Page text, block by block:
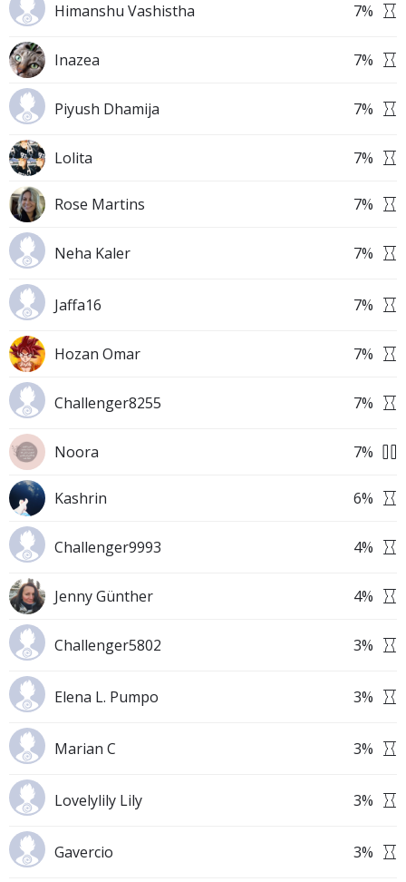
Himanshu Vashistha 7%
Inazea 7%
Piyush Dhamija 7%
Lolita 7%
Rose Martins 7%
Neha Kaler 7%
Jaffa16 7%
Hozan Omar 7%
Challenger8255 7%
Noora 7%
Kashrin 6%
Challenger9993 4%
Jenny Günther 4%
Challenger5802 3%
Elena L. Pumpo 3%
Marian C 3%
Lovelylily Lily 3%
Gavercio 3%